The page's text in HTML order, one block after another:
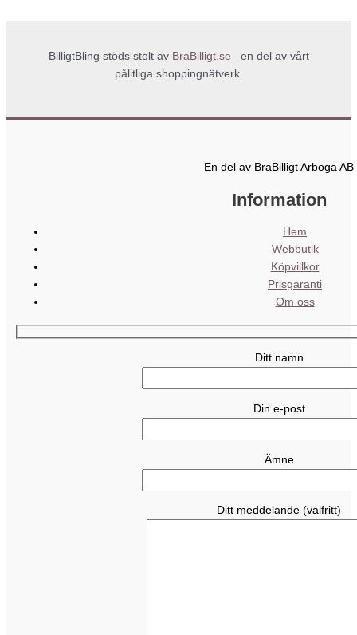
BilligtBling stöds stolt av BraBilligt.se
en del av vårt
pålitliga shoppingnätverk.
En del av BraBilligt Arboga AB
Information
Hem
Webbutik
Köpvillkor
Prisgaranti
Om oss
Ditt namn
Din e-post
Ämne
Ditt meddelande (valfritt)